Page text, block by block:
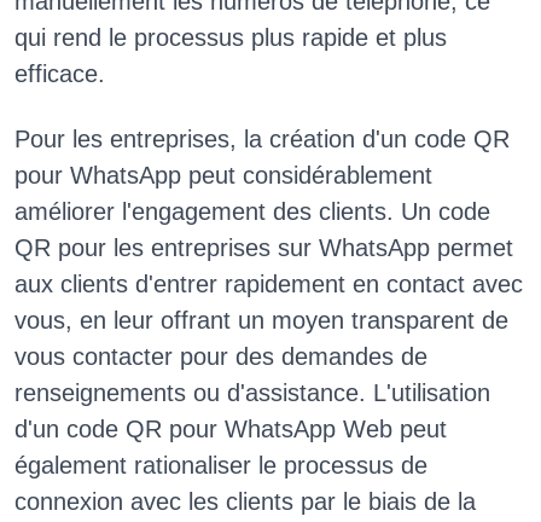
qui rend le processus plus rapide et plus
efficace.
Pour les entreprises, la création d'un code QR
pour WhatsApp peut considérablement
améliorer l'engagement des clients. Un code
QR pour les entreprises sur WhatsApp permet
aux clients d'entrer rapidement en contact avec
vous, en leur offrant un moyen transparent de
vous contacter pour des demandes de
renseignements ou d'assistance. L'utilisation
d'un code QR pour WhatsApp Web peut
également rationaliser le processus de
connexion avec les clients par le biais de la